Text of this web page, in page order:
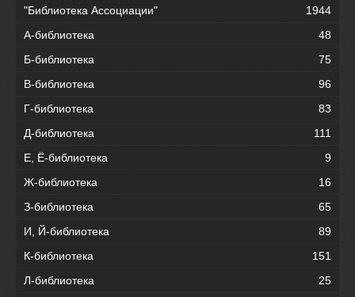
"Библиотека Ассоциации"
1944
А-библиотека
48
Б-библиотека
75
В-библиотека
96
Г-библиотека
83
Д-библиотека
111
Е, Ё-библиотека
9
Ж-библиотека
16
З-библиотека
65
И, Й-библиотека
89
К-библиотека
151
Л-библиотека
25